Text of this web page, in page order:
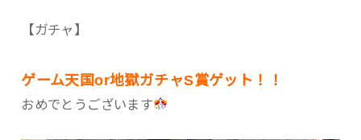
【ガチャ】
ゲーム天国or地獄ガチャS賞ゲット！！
おめでとうございます